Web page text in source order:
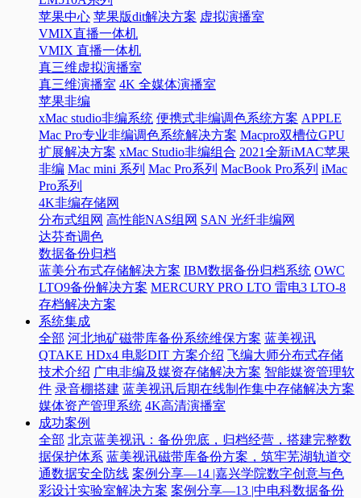
苹果中心 苹果版dit解决方案 虚拟演播室
VMIX直播一体机
VMIX 直播一体机
真三维虚拟演播室
真三维演播室 4K 全媒体演播室
苹果非编
xMac studio非编系统 便携式非编调色系统方案 APPLE
Mac Pro专业非编调色系统解决方案 Macpro双槽位GPU
扩展解决方案 xMac Studio非编组合 2021全新iMAC苹果
非编 Mac mini 系列 Mac Pro系列 MacBook Pro系列 iMac
Pro系列
4K非编存储网
分布式组网 高性能NAS组网 SAN 光纤非编网
达芬奇调色
数据备份归档
蓝美分布式存储解决方案 IBM数据备份归档系统 OWC
LTO9备份解决方案 MERCURY PRO LTO 雷电3 LTO-8
存档解决方案
系统集成
全部 河北地矿磁带库备份系统维保方案 蓝美视讯
QTAKE HDx4 电影DIT 方案介绍 飞编大师分布式存储
技术介绍 广电非编及媒资存储解决方案 智能媒资管理软
件 录音棚搭建 蓝美视讯后期在线制作集中存储解决方案
媒体资产管理系统 4K高清演播室
成功案例
全部 北京蓝美视讯：备份兜底，归档经营，搭建完整数
据保护体系 蓝美视讯磁带库备份方案，筑牢芜湖轨道交
通数据安全防线 案例分享—14 |嘉兴学院数字创意与色
彩设计实验室解决方案 案例分享—13 |中电科数据备份